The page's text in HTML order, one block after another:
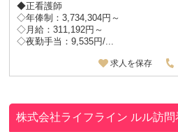
◆正看護師
◇年俸制：3,734,304円～
◇月給：311,192円～
◇夜勤手当：9,535円/...
求人を保存
株式会社ライフライン ルル訪